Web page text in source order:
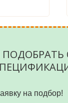
на подбор!